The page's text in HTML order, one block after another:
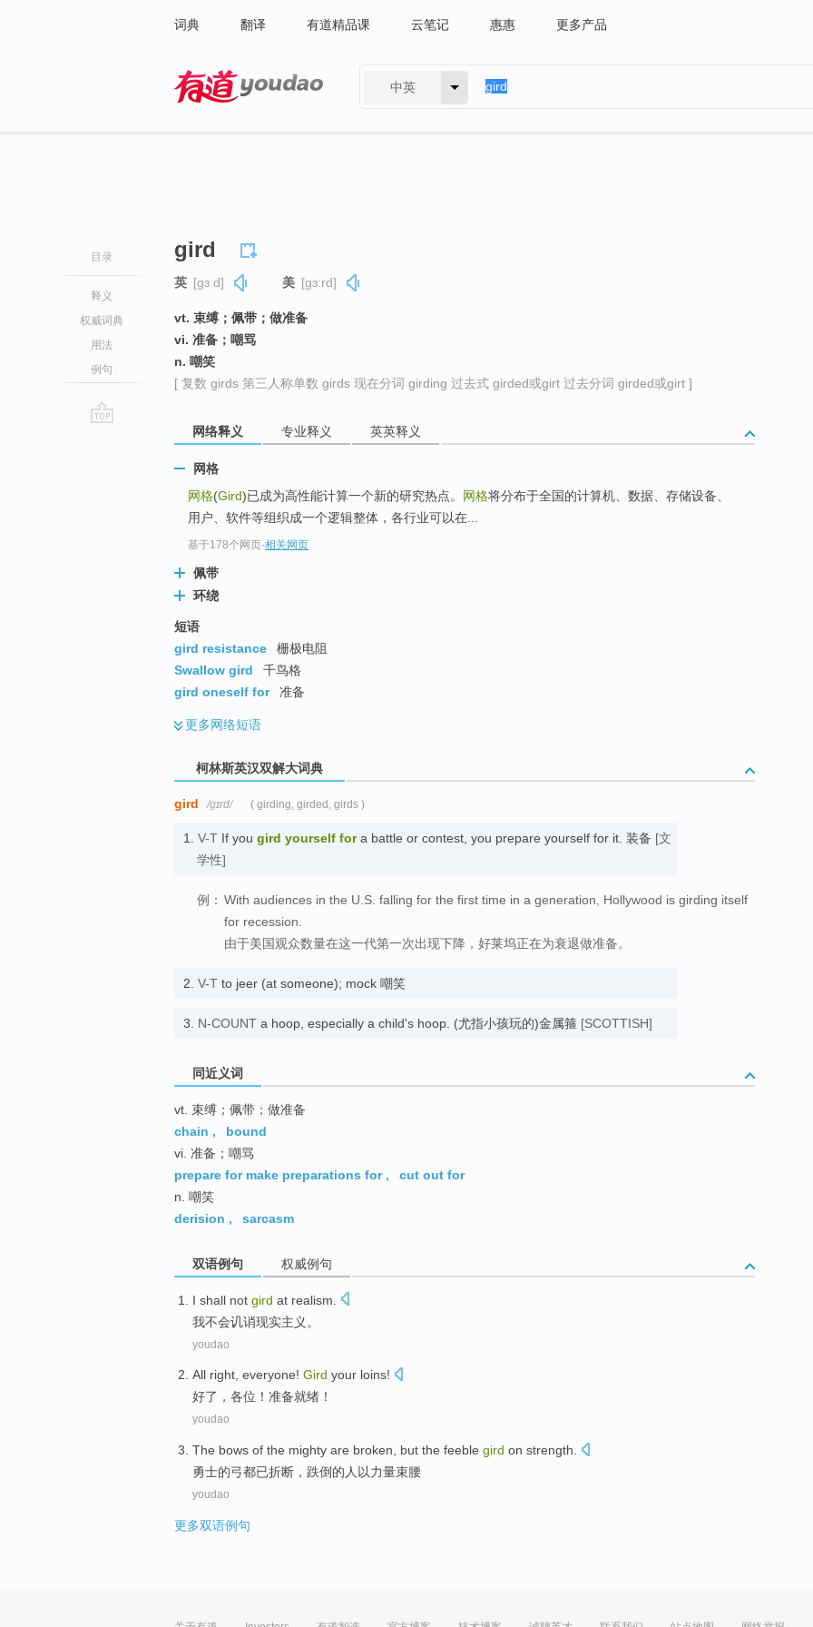
词典 翻译 有道精品课 云笔记 惠惠 更多产品
中英
目录
释义
权威词典
用法
例句
gird
英 [ɡɜːd] 美 [ɡɜːrd]
vt. 束缚；佩带；做准备
vi. 准备；嘲骂
n. 嘲笑
[ 复数 girds 第三人称单数 girds 现在分词 girding 过去式 girded或girt 过去分词 girded或girt ]
网络释义 专业释义 英英释义
网格
网格(Gird)已成为高性能计算一个新的研究热点。 网格将分布于全国的计算机、数据、存储设备、
用户、软件等组织成一个逻辑整体，各行业可以在...
基于178个网页-相关网页
佩带
环绕
短语
gird resistance
栅极电阻
Swallow gird
千鸟格
gird oneself for
准备
更多网络短语
柯林斯英汉双解大词典
gird /ɡɪrd/ ( girding, girded, girds )
1. V-T If you gird yourself fora battle or contest, you prepare yourself for it. 装备 [文
学性]
例： With audiences in the U.S. falling for the first time in a generation, Hollywood is girding itself
for recession.
由于美国观众数量在这一代第一次出现下降，好莱坞正在为衰退做准备。
2. V-T to jeer (at someone); mock 嘲笑
3. N-COUNT a hoop, especially a child's hoop. (尤指小孩玩的)金属箍 [SCOTTISH]
同近义词
vt. 束缚；佩带；做准备
chain ,
bound
vi. 准备；嘲骂
prepare for make preparations for,
cut out for
n. 嘲笑
derision , sarcasm
双语例句 权威例句
I shall not gird at realism
我不会讥诮现实主义 。
youdao
All right, everyone! Gird your loins!
好了， 各位 ！ 准备就绪！
youdao
The bows of the mighty are broken, but the feeble gird on strength.
勇士的弓都已折断 ，跌倒 的人以力量束腰
youdao
更多双语例句